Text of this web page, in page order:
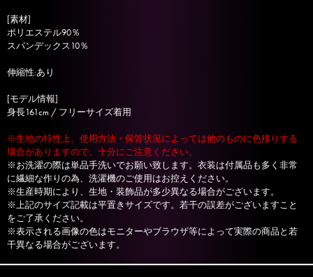
[素材]
ポリエステル90％
スパンデックス10％
伸縮性:あり
[モデル情報]
身長161cm / フリーサイズ着用
※生地の特性上、使用方法・保管状況によっては他のものに色移りする
場合がありますので、十分にご注意ください。
※お洗濯の際は単品手洗いでお願い致します。衣装は付属品も多く非常
に繊細な作りの為、洗濯機のご使用はお控えください。
※生産時期により、生地・装飾品が多少異なる場合がございます。
※上記のサイズ記載は平置きサイズです。若干の誤差がございますこと
をご了承ください。
※表示される画像の色はモニターやブラウザ等によって実際の商品と若
干異なる場合がございます。